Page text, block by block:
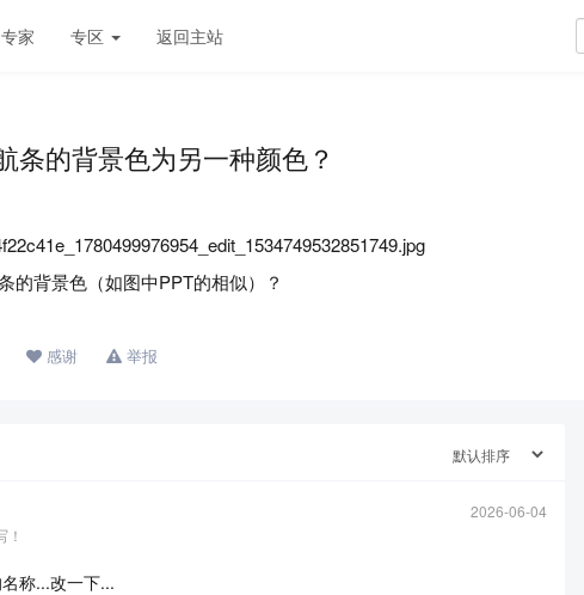
专家 专区 返回主站
条的背景色为另一种颜色？
的背景色（如图中PPT的相似）？
感谢 举报
2026-06-04
称...改一下...